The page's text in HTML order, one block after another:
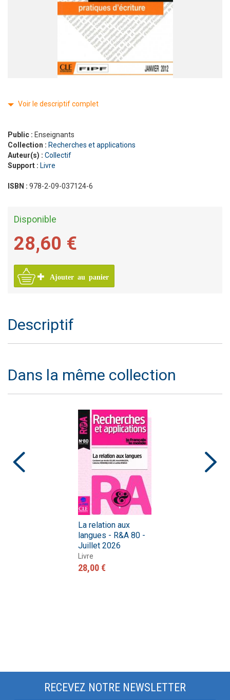
Voir le descriptif complet
Public : Enseignants
Collection : Recherches et applications
Auteur(s) : Collectif
Support : Livre
ISBN : 978-2-09-037124-6
Disponible
28,60 €
Ajouter au panier
Descriptif
Dans la même collection
La relation aux
langues - R&A 80 -
Juillet 2026
Livre
28,00 €
RECEVEZ NOTRE NEWSLETTER